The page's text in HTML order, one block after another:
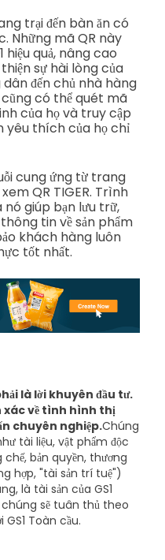
trại đến bàn ăn có
Những mã QR này
quả, nâng cao
sự hài lòng của
đến chủ nhà hàng
có thể quét mã
của họ và truy cập
yêu thích của họ chỉ
cung ứng từ trang
QR TIGER. Trình
nó giúp bạn lưu trữ,
tin về sản phẩm
khách hàng luôn
tốt nhất.
là lời khuyên đầu tư.
xác về tình hình thị
chuyên nghiệp.Chúng
tài liệu, vật phẩm độc
bản quyền, thương
hợp, "tài sản trí tuệ")
là tài sản của GS1
chúng sẽ tuân thủ theo
Toàn cầu.